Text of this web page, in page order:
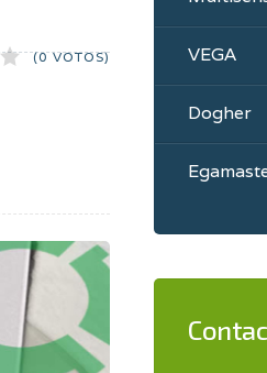
(0 VOTOS) VEGA
Dogher